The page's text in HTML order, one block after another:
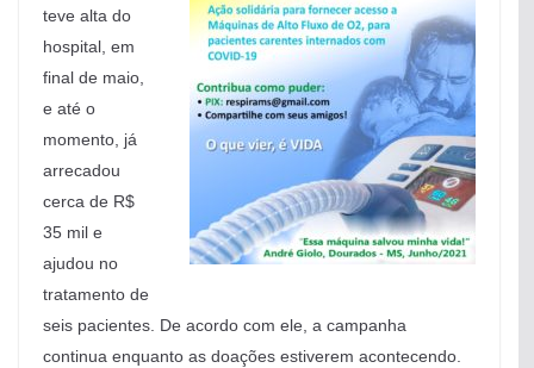
teve alta do
hospital, em
final de maio,
e até o
momento, já
arrecadou
cerca de R$
35 mil e
ajudou no
tratamento de
seis pacientes. De acordo com ele, a campanha
continua enquanto as doações estiverem acontecendo.